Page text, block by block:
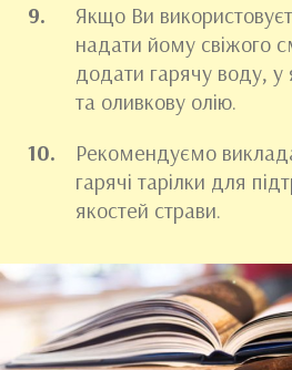
Якщо Ви
надати йому свіжого
додати гарячу воду, у
та оливкову олію.
Рекомендуємо
гарячі тарілки для
якостей страви.